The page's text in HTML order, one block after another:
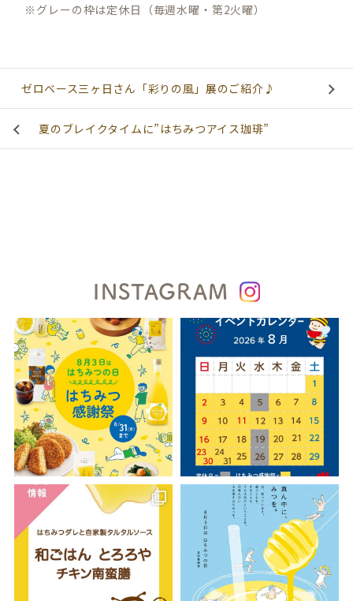
※グレーの枠は定休日（毎週水曜・第2火曜）
ゼロベース三ヶ日さん「彩りの風」展のご紹介♪
夏のブレイクタイムに”はちみつアイス珈琲”
INSTAGRAM